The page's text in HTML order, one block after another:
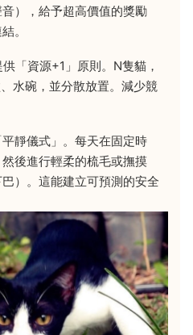
），給予超高價值的獎勵
。
供「資源+1」原則。N隻貓，
水碗，並分散放置。減少競
靜儀式」。每天在固定時
後進行輕柔的梳毛或撫摸
巴）。這能建立可預測的安全